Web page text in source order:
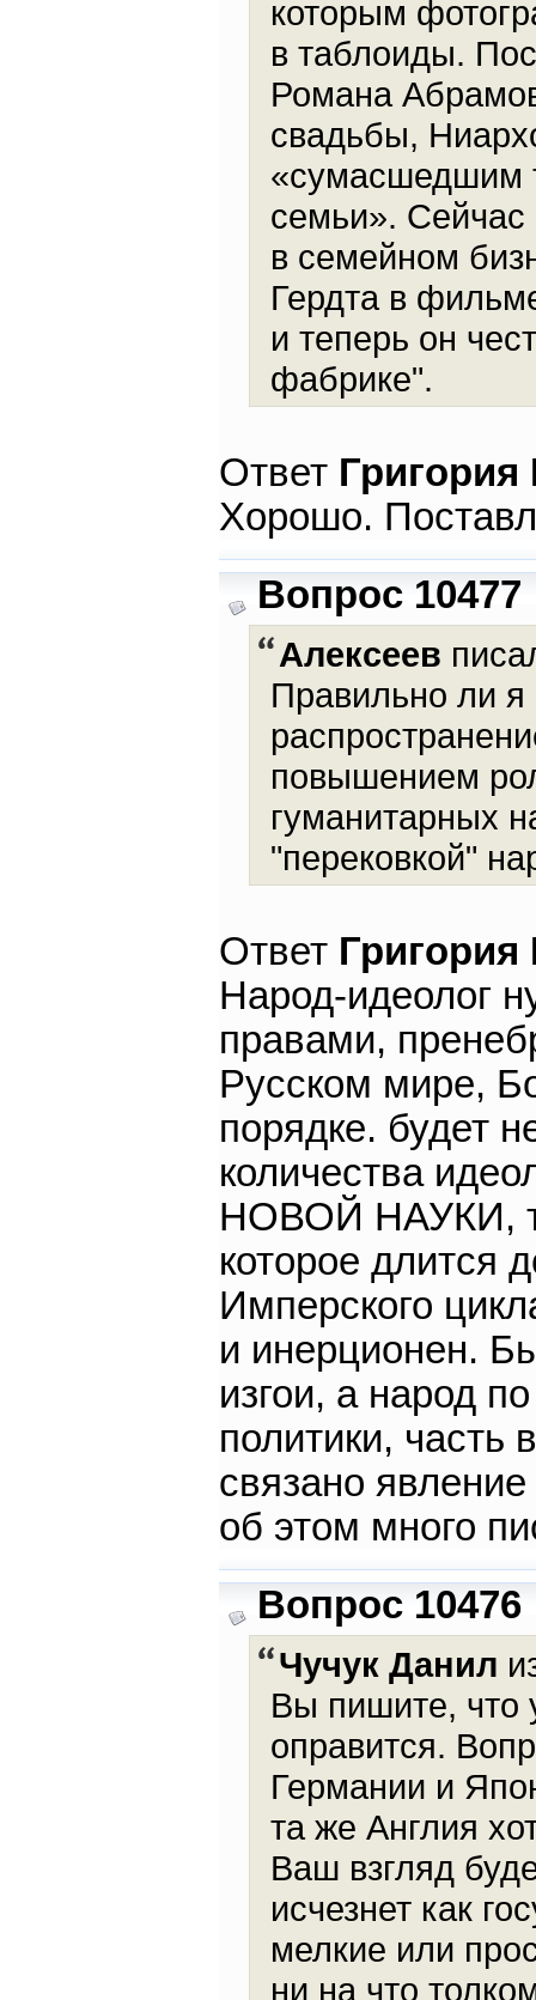
которым
в таблоиды.
Романа
свадьбы,
«сумасшедшим
семьи». Сейчас
в семейном
Гердта в
и теперь он
фабрике".
Ответ
Хорошо.
Вопрос 10477
Алексеев
Правильно ли
повышением
гуманитарных
"перековкой"
Ответ
Народ-идеолог
правами,
Русском мире,
порядке. будет
количества
НОВОЙ НАУКИ,
которое длится
Имперского
и инерционен.
изгои, а народ
политики, часть
связано
об этом много
Вопрос 10476
Чучук Данил
Вы пишите, что
оправится.
Германии и
та же Англия
Ваш взгляд
исчезнет как
мелкие или
ни на что